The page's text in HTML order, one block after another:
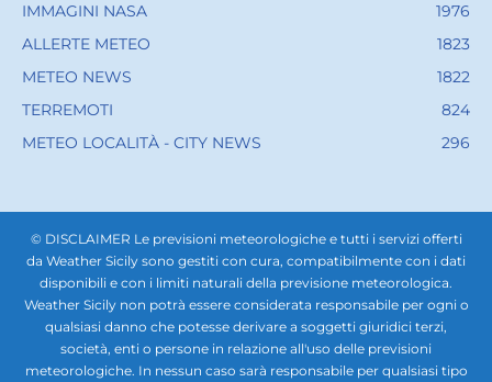
IMMAGINI NASA
1976
ALLERTE METEO
1823
METEO NEWS
1822
TERREMOTI
824
METEO LOCALITÀ - CITY NEWS
296
© DISCLAIMER Le previsioni meteorologiche e tutti i servizi offerti
da Weather Sicily sono gestiti con cura, compatibilmente con i dati
disponibili e con i limiti naturali della previsione meteorologica.
Weather Sicily non potrà essere considerata responsabile per ogni o
qualsiasi danno che potesse derivare a soggetti giuridici terzi,
società, enti o persone in relazione all'uso delle previsioni
meteorologiche. In nessun caso sarà responsabile per qualsiasi tipo